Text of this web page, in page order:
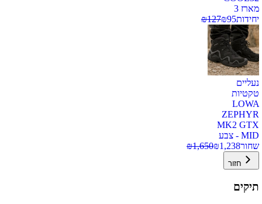
מארז 3
יחידות
₪95
₪127
נעליים
טקטיות
LOWA
ZEPHYR
MK2 GTX
MID - צבע
שחור
₪1,238
₪1,650
חזור
תיקים